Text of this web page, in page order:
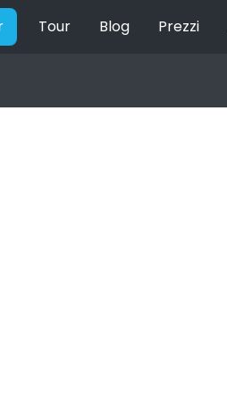
Tour Blog Prezzi